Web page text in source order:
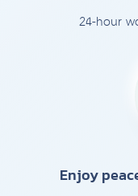
24-hour
Enjoy